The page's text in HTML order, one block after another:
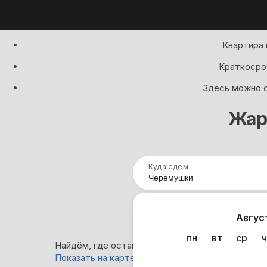
Здесь можно
Куда едем
пн
вт ср
Найдём, где остановиться в Черемушках: 8
Показать на карте